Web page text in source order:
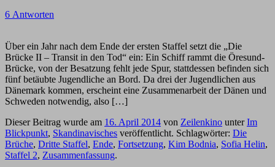
6 Antworten
Über ein Jahr nach dem Ende der ersten Staffel setzt die „Die
Brücke II – Transit in den Tod“ ein: Ein Schiff rammt die Öresund-
Brücke, von der Besatzung fehlt jede Spur, stattdessen befinden sich
fünf betäubte Jugendliche an Bord. Da drei der Jugendlichen aus
Dänemark kommen, erscheint eine Zusammenarbeit der Dänen und
Schweden notwendig, also […]
Dieser Beitrag wurde am 16. April 2014 von Zeilenkino unterIm
Blickpunkt, Skandinavisches veröffentlicht. Schlagwörter: Die
Brüche, Dritte Staffel, Ende, Fortsetzung, Kim Bodnia, Sofia Helin,
Staffel 2, Zusammenfassung.